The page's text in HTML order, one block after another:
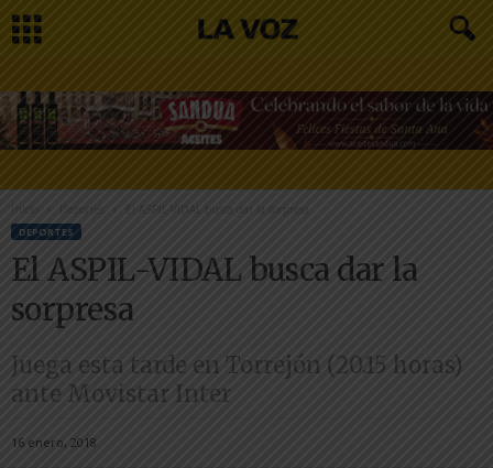
Inicio El ASPIL-VIDAL busca dar la sorpresa
DEPORTES
El ASPIL-VIDAL busca dar la
sorpresa
Juega esta tarde en Torrejón (20.15 horas)
ante Movistar Inter
16 enero, 2018